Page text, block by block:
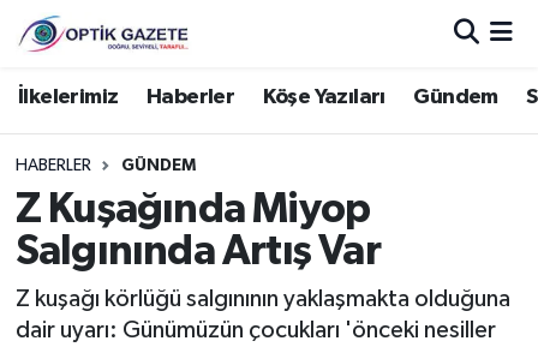
İlkelerimiz Haberler Köşe Yazıları Gündem
HABERLER GÜNDEM
Z Kuşağında Miyop
Salgınında Artış Var
Z kuşağı körlüğü salgınının yaklaşmakta olduğuna
dair uyarı: Günümüzün çocukları 'önceki nesiller
Nöbetçi Eczaneler
Hava Durumu
İstanbul Namaz Vakitleri
Trafik Durumu
Süper Lig Puan Durumu ve Fikstür